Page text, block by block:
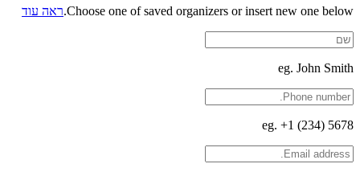
Choose one of saved organizers or insert new one below. ראה עוד
eg. John Smith
eg. +1 (234) 5678